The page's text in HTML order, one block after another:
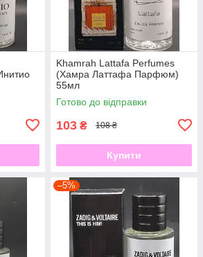
Khamrah Lattafa Perfumes
(Хамра Латтафа Парфюм)
55мл
Готово до відправки
103 ₴ 108 ₴
Купити
–5%